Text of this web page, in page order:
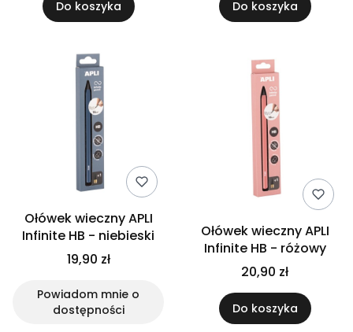
Do koszyka Do koszyka
Ołówek wieczny APLI
Infinite HB - niebieski
19,90 zł
Powiadom mnie o
dostępności
Ołówek wieczny APLI
Infinite HB - różowy
20,90 zł
Do koszyka